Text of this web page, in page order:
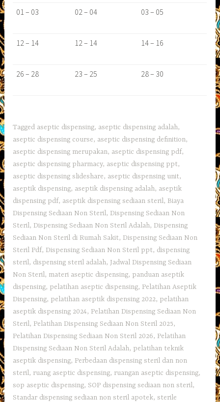
01 – 03 02 – 04 03 – 05
12 – 14 12 – 14 14 – 16
26 – 28 23 – 25 28 – 30
Tagged aseptic dispensing, aseptic dispensing adalah,
aseptic dispensing course, aseptic dispensing definition,
aseptic dispensing merupakan, aseptic dispensing pdf,
aseptic dispensing pharmacy, aseptic dispensing ppt,
aseptic dispensing slideshare, aseptic dispensing unit,
aseptik dispensing, aseptik dispensing adalah, aseptik
dispensing pdf, aseptik dispensing sediaan steril, Biaya
Dispensing Sediaan Non Steril,Dispensing Sediaan Non
Steril,Dispensing Sediaan Non Steril Adalah,Dispensing
Sediaan Non Steril di Rumah Sakit,Dispensing Sediaan Non
Steril Pdf,Dispensing Sediaan Non Steril ppt, dispensing
steril, dispensing steril adalah, Jadwal Dispensing Sediaan
Non Steril, materi aseptic dispensing, panduan aseptik
dispensing, pelatihan aseptic dispensing, Pelatihan Aseptik
Dispensing, pelatihan aseptik dispensing 2022, pelatihan
aseptik dispensing 2024, Pelatihan Dispensing Sediaan Non
Steril, Pelatihan Dispensing Sediaan Non Steril 2025,
Pelatihan Dispensing Sediaan Non Steril 2026, Pelatihan
Dispensing Sediaan Non Steril Adalah, pelatihan teknik
aseptik dispensing, Perbedaan dispensing steril dan non
steril, ruang aseptic dispensing, ruangan aseptic dispensing,
sop aseptic dispensing, SOP dispensing sediaan non steril,
Standar dispensing sediaan non steril apotek,sterile